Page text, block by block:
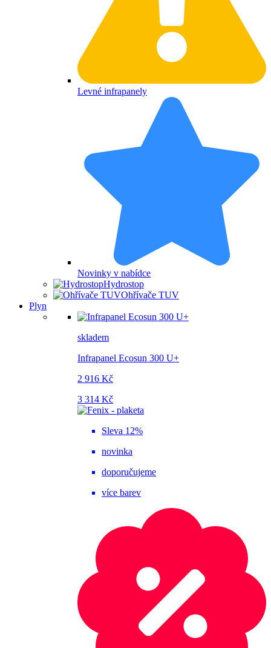
Levné infrapanely
Novinky v nabídce
Hydrostop
Ohřívače TUV
Plyn
skladem
Infrapanel Ecosun 300 U+
2 916 Kč
3 314 Kč
Sleva 12%
novinka
doporučujeme
více barev